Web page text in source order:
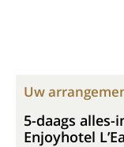
Uw
5-daags
Enjoyhotel